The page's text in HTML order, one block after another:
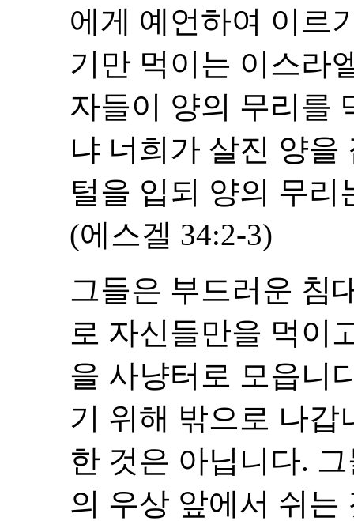
에게 예언하여 이르
기만 먹이는 이스라
자들이 양의 무리를
냐 너희가 살진 양을
털을 입되 양의 무
(에스겔 34:2-3)
그들은 부드러운 침
로 자신들만을 먹이
을 사냥터로 모읍니
기 위해 밖으로 나갑
한 것은 아닙니다.
의 우상 앞에서 쉬